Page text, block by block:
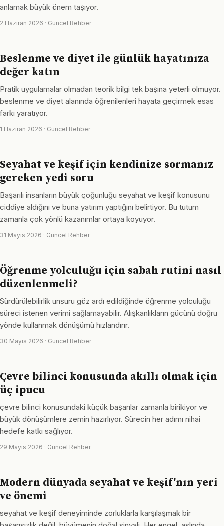
anlamak büyük önem taşıyor.
2 Haziran 2026 · Güncel Rehber
Beslenme ve diyet ile günlük hayatınıza
değer katın
Pratik uygulamalar olmadan teorik bilgi tek başına yeterli olmuyor.
beslenme ve diyet alanında öğrenilenleri hayata geçirmek esas
farkı yaratıyor.
1 Haziran 2026 · Güncel Rehber
Seyahat ve keşif için kendinize sormanız
gereken yedi soru
Başarılı insanların büyük çoğunluğu seyahat ve keşif konusunu
ciddiye aldığını ve buna yatırım yaptığını belirtiyor. Bu tutum
zamanla çok yönlü kazanımlar ortaya koyuyor.
31 Mayıs 2026 · Güncel Rehber
Öğrenme yolculuğu için sabah rutini nasıl
düzenlenmeli?
Sürdürülebilirlik unsuru göz ardı edildiğinde öğrenme yolculuğu
süreci istenen verimi sağlamayabilir. Alışkanlıkların gücünü doğru
yönde kullanmak dönüşümü hızlandırır.
30 Mayıs 2026 · Güncel Rehber
Çevre bilinci konusunda akıllı olmak için
üç ipucu
çevre bilinci konusundaki küçük başarılar zamanla birikiyor ve
büyük dönüşümlere zemin hazırlıyor. Sürecin her adımı nihai
hedefe katkı sağlıyor.
29 Mayıs 2026 · Güncel Rehber
Modern dünyada seyahat ve keşif'nın yeri
ve önemi
seyahat ve keşif deneyiminde zorluklarla karşılaşmak bir